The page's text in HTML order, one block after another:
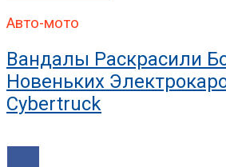
Авто-мото
Вандалы Раскрасили
Новеньких
Cybertruck